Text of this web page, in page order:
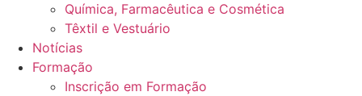
Química, Farmacêutica e Cosmética
Têxtil e Vestuário
Notícias
Formação
Inscrição em Formação